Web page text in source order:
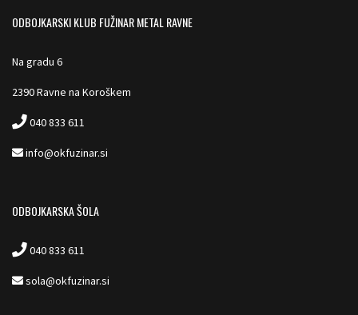
ODBOJKARSKI KLUB FUŽINAR METAL RAVNE
Na gradu 6
2390 Ravne na Koroškem
040 833 611
info@okfuzinar.si
ODBOJKARSKA ŠOLA
040 833 611
sola@okfuzinar.si